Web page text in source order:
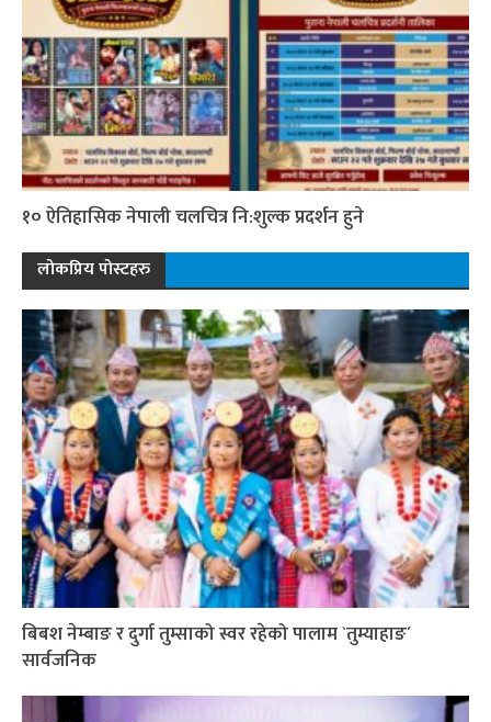
१० ऐतिहासिक नेपाली चलचित्र नि:शुल्क प्रदर्शन हुने
लोकप्रिय पोस्टहरु
बिबश नेम्बाङ र दुर्गा तुम्साको स्वर रहेको पालाम `तुम्याहाङ´
सार्वजनिक